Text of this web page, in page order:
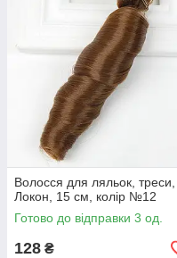
Волосся для ляльок, треси,
Локон, 15 см, колір №12
Готово до відправки 3 од.
128 ₴